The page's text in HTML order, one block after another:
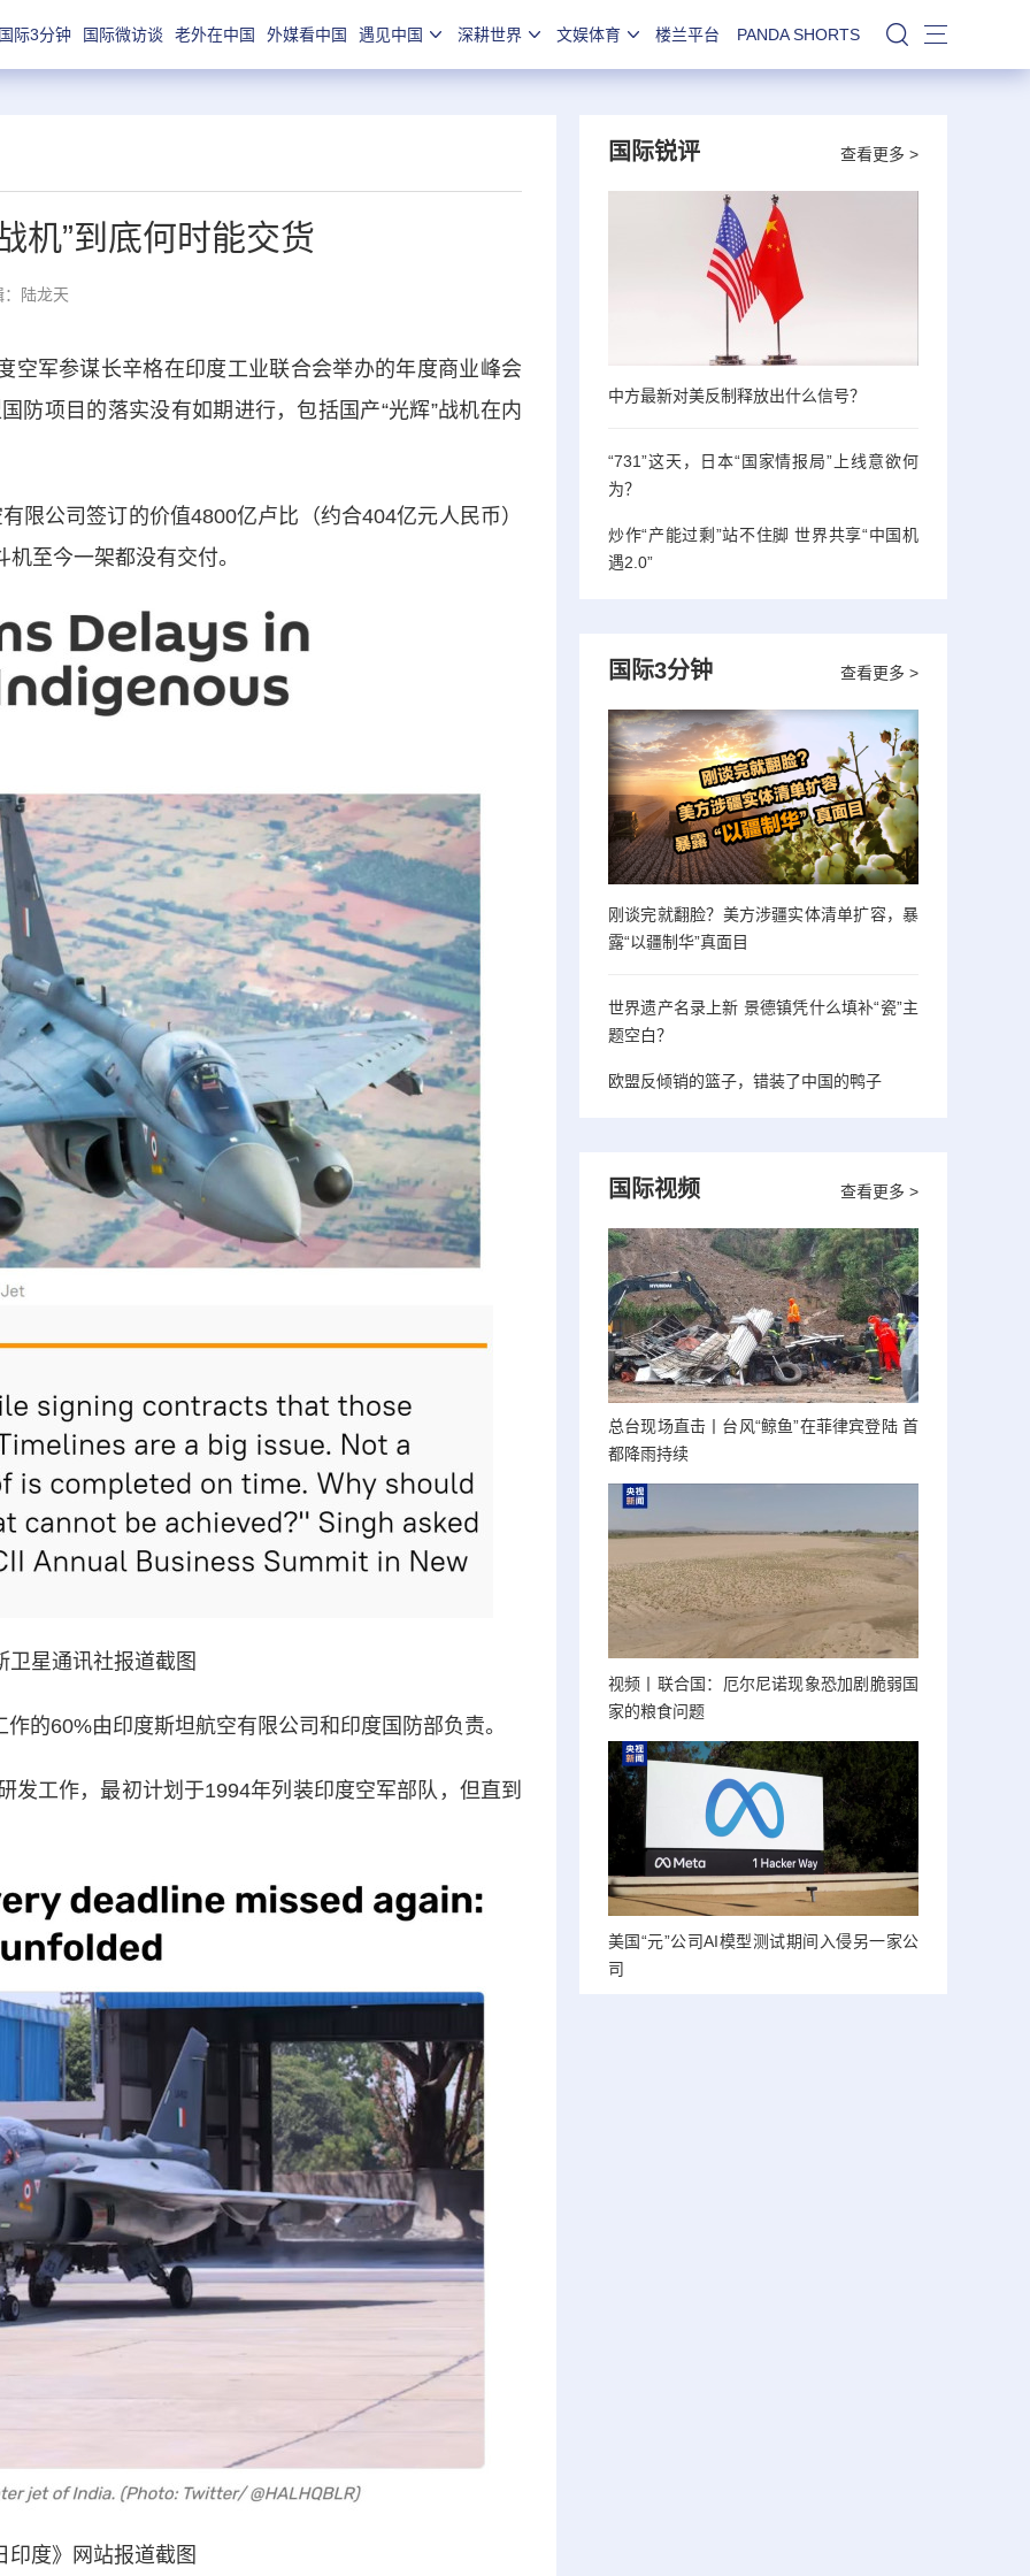
际3分钟 国际微访谈 老外在中国 外媒看中国 遇见中国 深耕世界 文娱体育 楼兰平台 PANDA SHORTS 站内搜索
机”到底何时能交货
：陆龙天
军参谋长辛格在印度工业联合会举办的年度商业峰会
防项目的落实没有如期进行，包括国产“光辉”战机在内
公司签订的价值4800亿卢比（约合404亿元人民币）
至今一架都没有交付。
星通讯社报道截图
60%由印度斯坦航空有限公司和印度国防部负责。
工作，最初计划于1994年列装印度空军部队，但直到
度》网站报道截图
查看更多 >
国际锐评
中方最新对美反制释放出什么信号？
“731”这天，日本“国家情报局”上线意欲何
为？
炒作“产能过剩”站不住脚 世界共享“中国机
遇2.0”
查看更多 >
国际3分钟
刚谈完就翻脸？美方涉疆实体清单扩容，暴
露“以疆制华”真面目
世界遗产名录上新 景德镇凭什么填补“瓷”主
题空白？
欧盟反倾销的篮子，错装了中国的鸭子
查看更多 >
国际视频
总台现场直击丨台风“鲸鱼”在菲律宾登陆 首
都降雨持续
视频丨联合国：厄尔尼诺现象恐加剧脆弱国
家的粮食问题
美国“元”公司AI模型测试期间入侵另一家公
司